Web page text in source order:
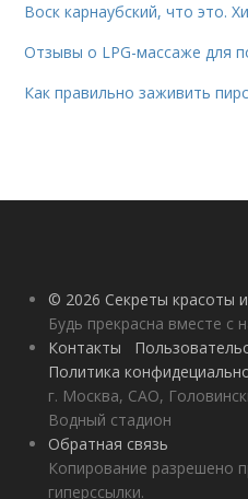
Воск карнаубский, что это.
Отзывы о LPG-массаже для
Как правильно заживить
© 2026 Секреты красоты
Будь прекрасна вместе с
Контакты
Политика
г. Москва, САО,
Водный стадион
Обратная связь
Копирование разрешено
гиперссылки.